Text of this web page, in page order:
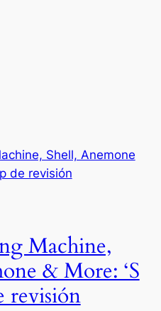
Machine,
& More: ‘S
revisión